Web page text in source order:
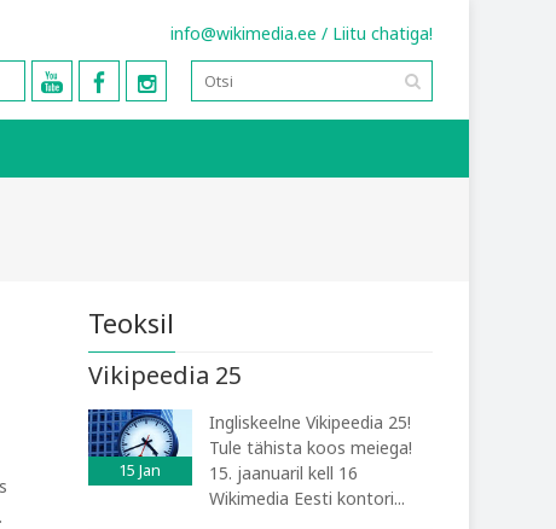
info@wikimedia.ee / Liitu chatiga!
Teoksil
Vikipeedia 25
15 Jan
Ingliskeelne Vikipeedia 25!
Tule tähista koos meiega!
15. jaanuaril kell 16
Wikimedia Eesti kontori...